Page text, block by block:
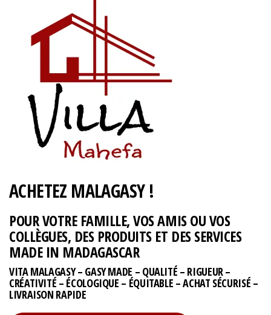
ACHETEZ MALAGASY !
POUR VOTRE FAMILLE, VOS AMIS OU VOS
COLLÈGUES, DES PRODUITS ET DES SERVICES
MADE IN MADAGASCAR
VITA MALAGASY – GASY MADE – QUALITÉ – RIGUEUR –
CRÉATIVITÉ – ÉCOLOGIQUE – ÉQUITABLE – ACHAT SÉCURISÉ –
LIVRAISON RAPIDE